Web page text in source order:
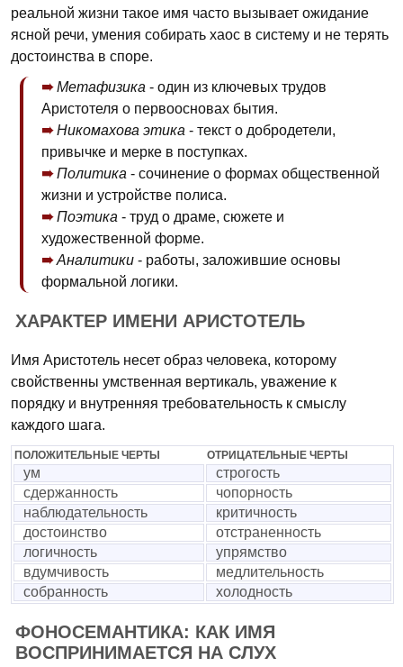
реальной жизни такое имя часто вызывает ожидание
ясной речи, умения собирать хаос в систему и не терять
достоинства в споре.
Метафизика - один из ключевых трудов
Аристотеля о первоосновах бытия.
Никомахова этика - текст о добродетели,
привычке и мерке в поступках.
Политика - сочинение о формах общественной
жизни и устройстве полиса.
Поэтика - труд о драме, сюжете и
художественной форме.
Аналитики - работы, заложившие основы
формальной логики.
ХАРАКТЕР ИМЕНИ АРИСТОТЕЛЬ
Имя Аристотель несет образ человека, которому
свойственны умственная вертикаль, уважение к
порядку и внутренняя требовательность к смыслу
каждого шага.
ПОЛОЖИТЕЛЬНЫЕ ЧЕРТЫ ОТРИЦАТЕЛЬНЫЕ ЧЕРТЫ
ум
строгость
сдержанность
чопорность
наблюдательность
критичность
достоинство
отстраненность
логичность
упрямство
вдумчивость
медлительность
собранность
холодность
ФОНОСЕМАНТИКА: КАК ИМЯ
ВОСПРИНИМАЕТСЯ НА СЛУХ